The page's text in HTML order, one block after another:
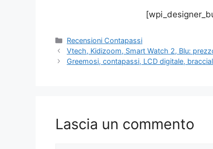
Categorie
Recensioni Contapassi
Vtech, Kidizoom, Smart Watch 2, Blu:
Greemosi, contapassi, LCD digitale,
Lascia un commento